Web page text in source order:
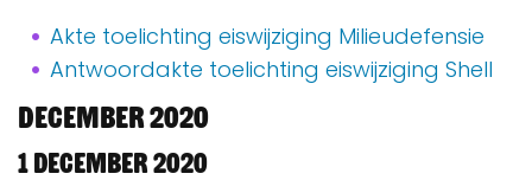
Akte toelichting eiswijziging Milieudefensie
Antwoordakte toelichting eiswijziging Shell
December 2020
1 december 2020